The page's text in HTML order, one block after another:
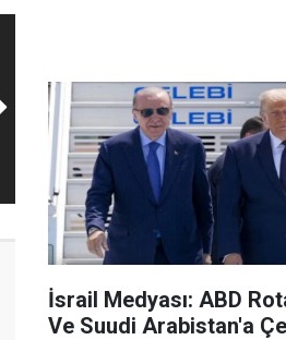
İsrail Medyası: ABD
Ve Suudi Arabistan'a